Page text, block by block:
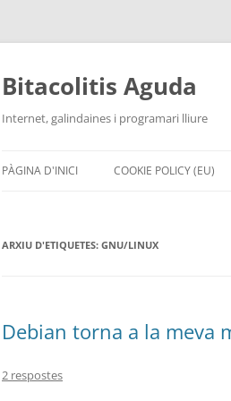
Vés
contingut
Bitacolitis Aguda
Internet, galindaines i programari lliure
PÀGINA D'INICI COOKIE POLICY (EU)
ARXIU D'ETIQUETES: GNU/LINUX
Debian torna a la meva
2 respostes